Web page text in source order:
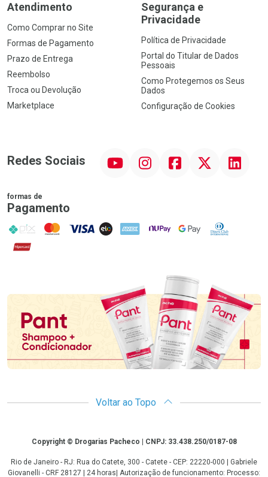
Atendimento
Como Comprar no Site
Formas de Pagamento
Prazo de Entrega
Reembolso
Troca ou Devolução
Marketplace
Segurança e
Privacidade
Política de Privacidade
Portal do Titular de Dados
Pessoais
Como Protegemos os Seus
Dados
Configuração de Cookies
Redes Sociais InstagramFacebookTwitter Linkedin
formas de
Pagamento
PIX MasterCard
VISA ELO AMEX NuPay Google PayDiners Club
Hipercard
Voltar ao Topo
CopyrightCopyright © Drogarias Pacheco | CNPJ: 33.438.250/0187-08
Rio de Janeiro - RJ: Rua do Catete, 300 - Catete - CEP: 22220-000 | Gabriele
Giovanelli - CRF 28127 | 24 horas| Autorização de funcionamento: Processo: